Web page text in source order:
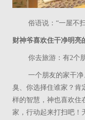
俗语说：“一屋不扫
财神爷喜欢住干净明亮
你去旅游：有2个
一个朋友的家干净、
臭、你选择住谁家？肯
样的智慧，神也喜欢住
家，行动起来打扫吧！